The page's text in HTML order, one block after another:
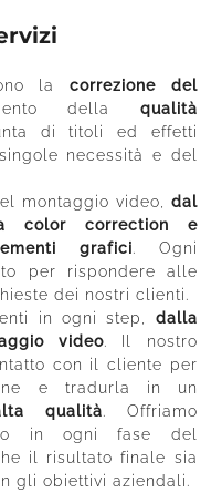
la correzione del
della qualità
di titoli ed effetti
necessità e del
montaggio video, dal
color correction e
grafici. Ogni
per rispondere alle
dei nostri clienti.
in ogni step, dalla
video. Il nostro
con il cliente per
e tradurla in un
qualità. Offriamo
in ogni fase del
il risultato finale sia
gli obiettivi aziendali.